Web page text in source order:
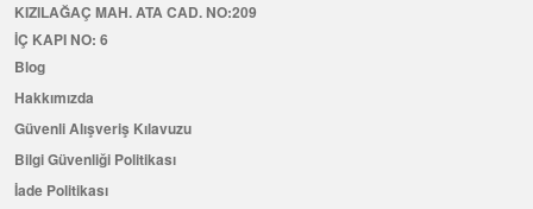
KIZILAĞAÇ MAH. ATA CAD. NO:209
İÇ KAPI NO: 6
Blog
Hakkımızda
Güvenli Alışveriş Kılavuzu
Bilgi Güvenliği Politikası
İade Politikası